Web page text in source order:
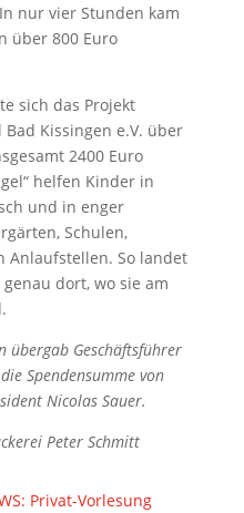
nur vier Stunden kam
über 800 Euro
sich das Projekt
Bad Kissingen e.V. über
2400 Euro
helfen Kinder in
und in enger
Schulen,
Anlaufstellen. So landet
dort, wo sie am
übergab Geschäftsführer
Spendensumme von
Nicolas Sauer.
Peter Schmitt
Privat-Vorlesung